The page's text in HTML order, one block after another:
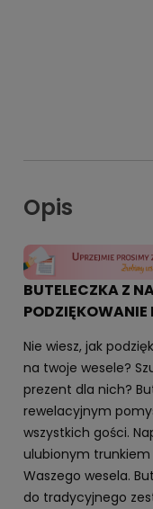
Opis
BUTELECZKA Z
PODZIĘKOWANIE
Nie wiesz, jak
na twoje wesele?
prezent dla nich?
rewelacyjnym
wszystkich gości.
ulubionym trunkiem
Waszego wesela.
do tradycyjnego